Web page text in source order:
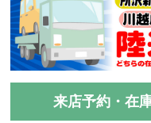
来店予約・在